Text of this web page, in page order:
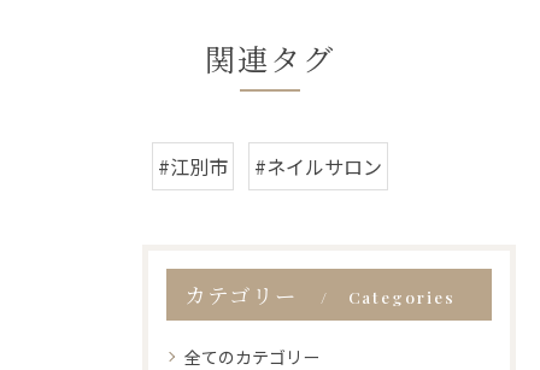
関連タグ
#江別市 #ネイルサロン
カテゴリー Categories
全てのカテゴリー